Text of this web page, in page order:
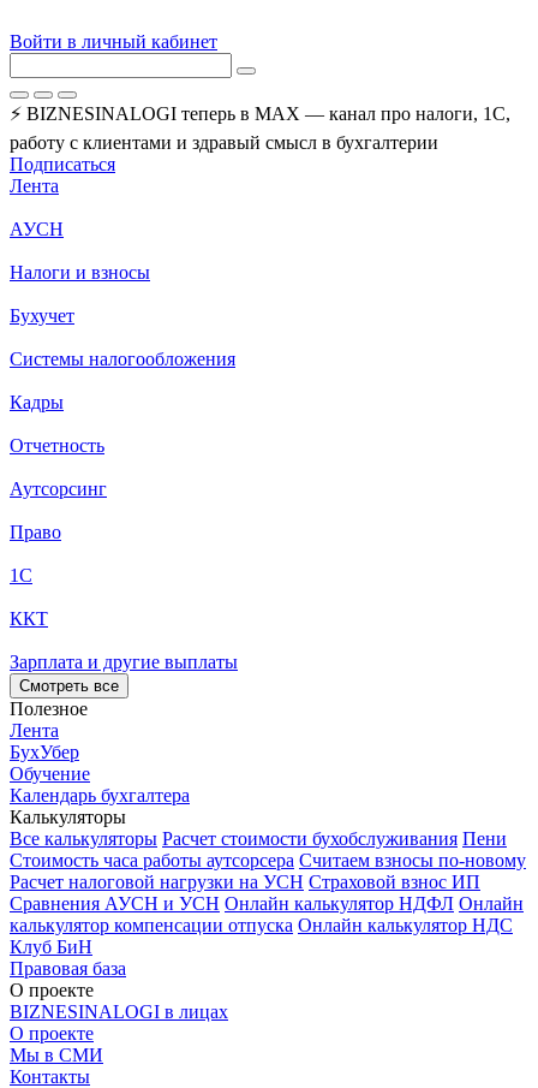
Войти в личный кабинет
⚡ BIZNESINALOGI теперь в MAX — канал про налоги, 1С,
работу с клиентами и здравый смысл в бухгалтерии
Подписаться
Лента
АУСН
Налоги и взносы
Бухучет
Системы налогообложения
Кадры
Отчетность
Аутсорсинг
Право
1С
ККТ
Зарплата и другие выплаты
Смотреть все
Полезное
Лента
БухУбер
Обучение
Календарь бухгалтера
Калькуляторы
Все калькуляторы Расчет стоимости бухобслуживания Пени
Стоимость часа работы аутсорсера Считаем взносы по-новому
Расчет налоговой нагрузки на УСН Страховой взнос ИП
Сравнения АУСН и УСН Онлайн калькулятор НДФЛ Онлайн
калькулятор компенсации отпуска Онлайн калькулятор НДС
Клуб БиН
Правовая база
О проекте
BIZNESINALOGI в лицах
О проекте
Мы в СМИ
Контакты